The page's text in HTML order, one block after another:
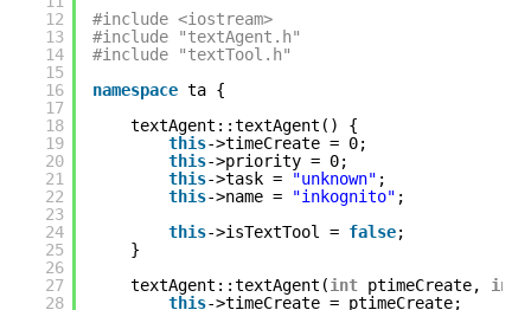
12
13
14
15
16
17
18
19
20
21
22
23
24
25
26
27
28
#include <iostream>
#include "textAgent.h"
#include "textTool.h"
namespace ta {
textAgent::textAgent() {
this->timeCreate = 0;
this->priority = 0;
this->task = "unknown" ;
this->name = "inkognito" ;
this->isTextTool = false;
}
textAgent::textAgent(int ptimeCreate, int
this->timeCreate = ptimeCreate;